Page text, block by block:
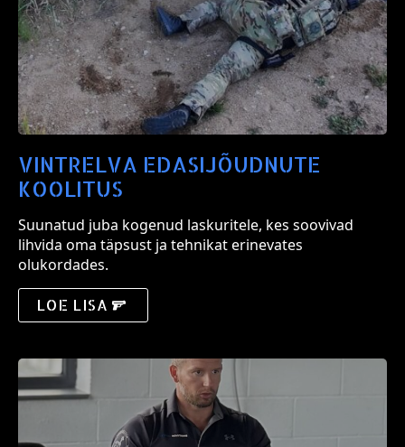
VINTRELVA EDASIJÕUDNUTE
KOOLITUS
Suunatud juba kogenud laskuritele, kes soovivad
lihvida oma täpsust ja tehnikat erinevates
olukordades.
LOE LISA